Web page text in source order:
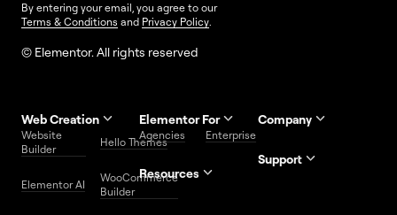
By entering your email, you agree to our
Terms & Conditions and Privacy Policy.
© Elementor. All rights reserved
Web Creation
Website
Builder
Hello Themes
Elementor AI
WooCommerce
Builder
Elementor For
Agencies Enterprise
Resources
Company
Support